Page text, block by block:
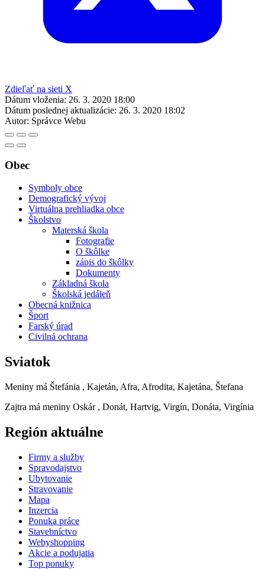
Zdieľať na sieti X
Dátum vloženia: 26. 3. 2020 18:00
Dátum poslednej aktualizácie: 26. 3. 2020 18:02
Autor: Správce Webu
Obec
Symboly obce
Demografický vývoj
Virtuálna prehliadka obce
Školstvo
Materská škola
Fotografie
O škôlke
zápis do škôlky
Dokumenty
Základná škola
Školská jedáleň
Obecná knižnica
Šport
Farský úrad
Civilná ochrana
Sviatok
Meniny má Štefánia , Kajetán, Afra, Afrodita, Kajetána, Štefana
Zajtra má meniny Oskár , Donát, Hartvig, Virgín, Donáta, Virgínia
Región aktuálne
Firmy a služby
Spravodajstvo
Ubytovanie
Stravovanie
Mapa
Inzercia
Ponuka práce
Stavebníctvo
Webyshopping
Akcie a podujatia
Top ponuky